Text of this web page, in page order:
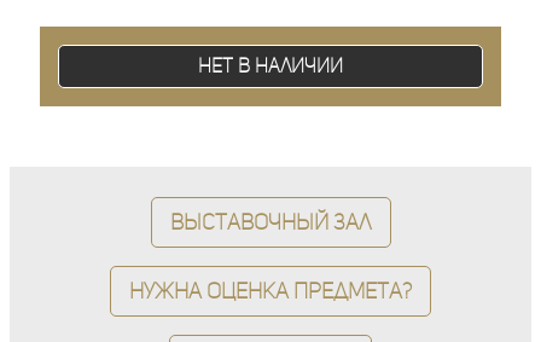
Нет в наличии
Выставочный зал
Нужна оценка предмета?